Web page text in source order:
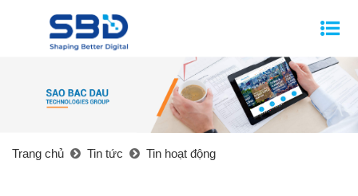
Trang chủ Tin tức Tin hoạt động